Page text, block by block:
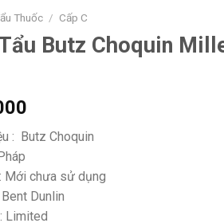
Thuốc / Cấp C
Butz Choquin
: Butz Choquin
Mới chưa sử dụng
Dunlin
Limited